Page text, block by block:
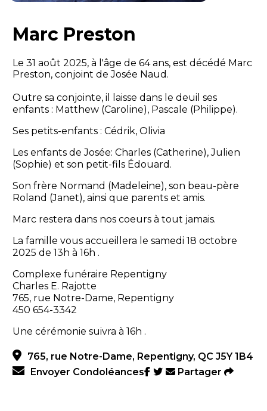
Marc Preston
Le 31 août 2025, à l'âge de 64 ans, est décédé Marc
Preston, conjoint de Josée Naud.
Outre sa conjointe, il laisse dans le deuil ses
enfants : Matthew (Caroline), Pascale (Philippe).
Ses petits-enfants : Cédrik, Olivia
Les enfants de Josée: Charles (Catherine), Julien
(Sophie) et son petit-fils Édouard.
Son frère Normand (Madeleine), son beau-père
Roland (Janet), ainsi que parents et amis.
Marc restera dans nos coeurs à tout jamais.
La famille vous accueillera le samedi 18 octobre
2025 de 13h à 16h .
Complexe funéraire Repentigny
Charles E. Rajotte
765, rue Notre-Dame, Repentigny
450 654-3342
Une cérémonie suivra à 16h .
765, rue Notre-Dame, Repentigny, QC J5Y 1B4
Envoyer Condoléances
Partager